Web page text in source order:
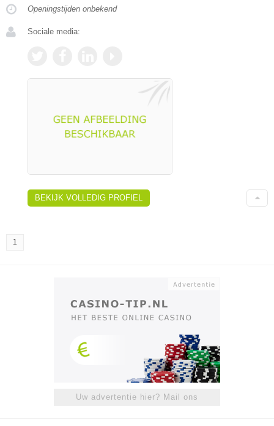
Openingstijden onbekend
Sociale media:
BEKIJK VOLLEDIG PROFIEL
1
Uw advertentie hier? Mail ons